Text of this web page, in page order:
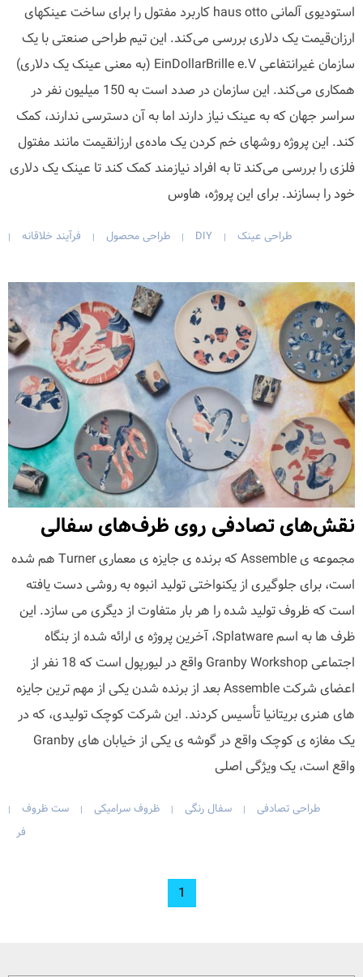
استودیوی آلمانی haus otto کاربرد مفتول را برای ساخت عینکهای
ارزان‌قیمت یک دلاری بررسی می‌کند. این تیم طراحی صنعتی با یک
سازمان غیرانتفاعی EinDollarBrille e.V (به معنی عینک یک دلاری)
همکاری می‌کند. این سازمان در صدد است به 150 میلیون نفر در
سراسر جهان که به عینک نیاز دارند اما به آن دسترسی ندارند، کمک
کند. این پروژه روشهای خم کردن یک ماده‌ی ارزانقیمت مانند مفتول
فلزی را بررسی می‌کند تا به افراد نیازمند کمک کند تا عینک یک دلاری
خود را بسازند. برای این پروژه، هاوس
طراحی عینک |
DIY
| طراحی محصول | فرآیند خلاقانه |
نقش‌های تصادفی روی ظرف‌های سفالی
مجموعه ی Assemble که برنده ی جایزه ی معماری Turner هم شده
است، برای جلوگیری از یکنواختی تولید انبوه به روشی دست یافته
است که ظروف تولید شده را هر بار متفاوت از دیگری می سازد. این
ظرف ها به اسم Splatware، آخرین پروژه ی ارائه شده از بنگاه
اجتماعی Granby Workshop واقع در لیورپول است که 18 نفر از
اعضای شرکت Assemble بعد از برنده شدن یکی از مهم ترین جایزه
های هنری بریتانیا تأسیس کردند. این شرکت کوچک تولیدی، که در
یک مغازه ی کوچک واقع در گوشه ی یکی از خیابان های Granby
واقع است، یک ویژگی اصلی
طراحی تصادفی | سفال رنگی | ظروف سرامیکی | ست ظروف |
فر
1